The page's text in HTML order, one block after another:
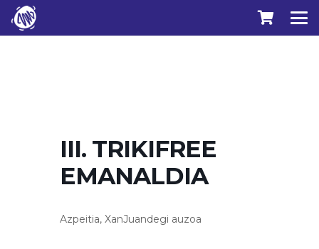
III. TRIKIFREE
EMANALDIA
Azpeitia, XanJuandegi auzoa